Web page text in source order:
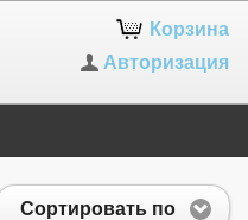
Корзина
Авторизация
Сортировать по